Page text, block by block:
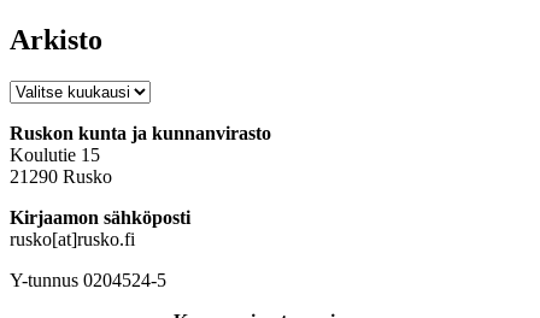
Arkisto
Arkisto
Ruskon kunta ja kunnanvirasto
Koulutie 15
21290 Rusko
Kirjaamon sähköposti
rusko[at]rusko.fi
Y-tunnus 0204524-5